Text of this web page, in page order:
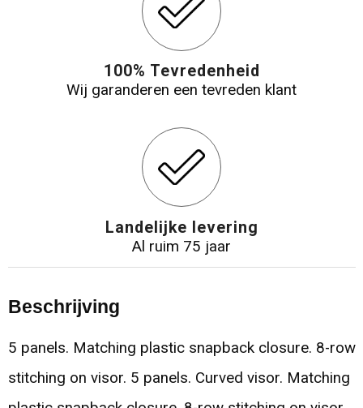
100% Tevredenheid
Wij garanderen een tevreden klant
Landelijke levering
Al ruim 75 jaar
Beschrijving
5 panels. Matching plastic snapback closure. 8-row
stitching on visor. 5 panels. Curved visor. Matching